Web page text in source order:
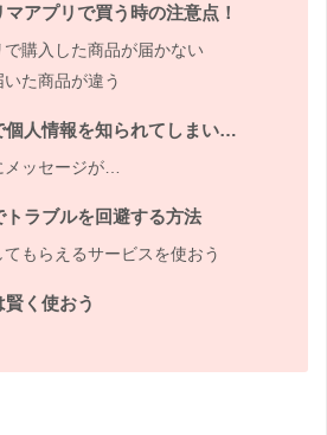
アプリで買う時の注意点！
で購入した商品が届かない
た商品が違う
個人情報を知られてしまい…
ッセージが…
トラブルを回避する方法
てもらえるサービスを使おう
く使おう